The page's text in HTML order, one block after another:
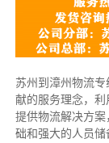
苏州到漳州物流
献的服务理念，
提供物流解决方
础和强大的人员